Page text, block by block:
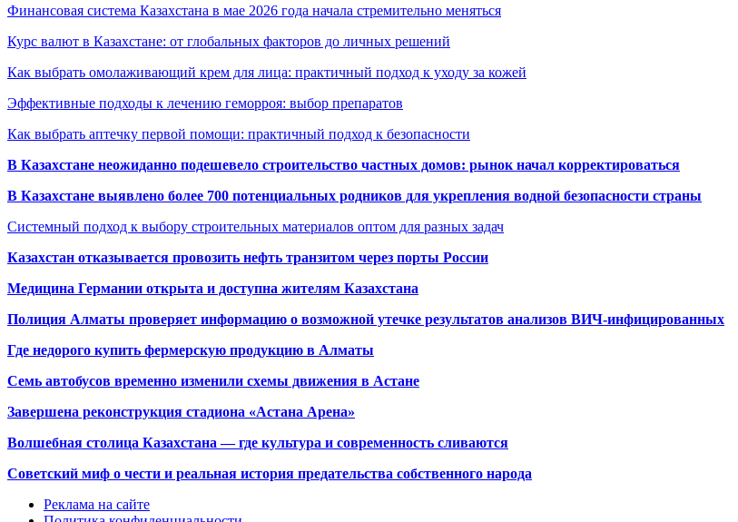
Финансовая система Казахстана в мае 2026 года начала стремительно меняться
Курс валют в Казахстане: от глобальных факторов до личных решений
Как выбрать омолаживающий крем для лица: практичный подход к уходу за кожей
Эффективные подходы к лечению геморроя: выбор препаратов
Как выбрать аптечку первой помощи: практичный подход к безопасности
В Казахстане неожиданно подешевело строительство частных домов: рынок начал корректироваться
В Казахстане выявлено более 700 потенциальных родников для укрепления водной безопасности страны
Системный подход к выбору строительных материалов оптом для разных задач
Казахстан отказывается провозить нефть транзитом через порты России
Медицина Германии открыта и доступна жителям Казахстана
Полиция Алматы проверяет информацию о возможной утечке результатов анализов ВИЧ-инфицированных
Где недорого купить фермерскую продукцию в Алматы
Семь автобусов временно изменили схемы движения в Астане
Завершена реконструкция стадиона «Астана Арена»
Волшебная столица Казахстана — где культура и современность сливаются
Советский миф о чести и реальная история предательства собственного народа
Реклама на сайте